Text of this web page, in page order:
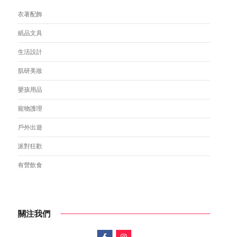
衣著配飾
紙品文具
生活設計
肌研美妝
嬰孩用品
寵物護理
戶外出遊
派對狂歡
有營飲食
關注我們